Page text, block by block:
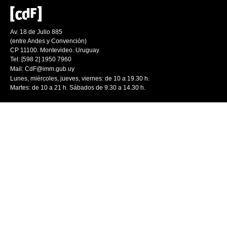
Av. 18 de Julio 885
(entre Andes y Convención)
CP 11100. Montevideo. Uruguay
Tel: [598 2] 1950 7960
Mail: CdF@imm.gub.uy
Lunes, miércoles, jueves, viernes: de 10 a 19.30 h.
Martes: de 10 a 21 h. Sábados de 9.30 a 14.30 h.